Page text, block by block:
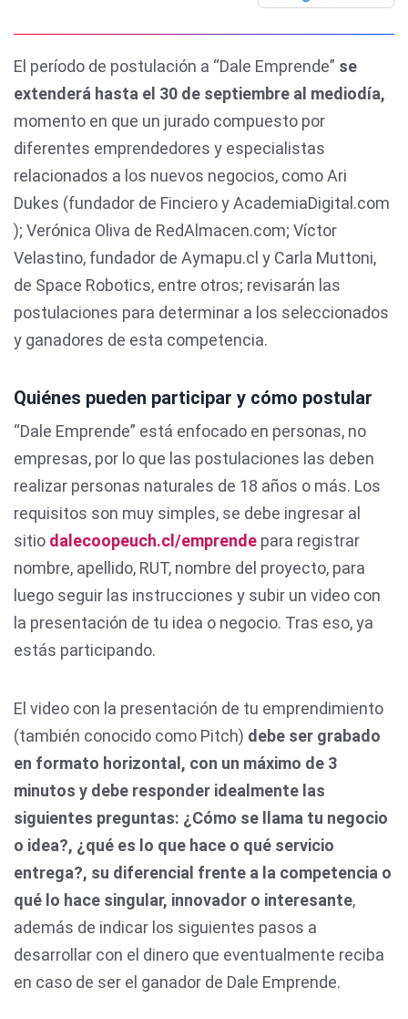
El período de postulación a “Dale Emprende” se
extenderá hasta el 30 de septiembre al mediodía,
momento en que un jurado compuesto por
diferentes emprendedores y especialistas
relacionados a los nuevos negocios, como Ari
Dukes (fundador de Finciero y AcademiaDigital.com
); Verónica Oliva de RedAlmacen.com; Víctor
Velastino, fundador de Aymapu.cl y Carla Muttoni,
de Space Robotics, entre otros; revisarán las
postulaciones para determinar a los seleccionados
y ganadores de esta competencia.
Quiénes pueden participar y cómo postular
“Dale Emprende” está enfocado en personas, no
empresas, por lo que las postulaciones las deben
realizar personas naturales de 18 años o más. Los
requisitos son muy simples, se debe ingresar al
sitio dalecoopeuch.cl/emprende para registrar
nombre, apellido, RUT, nombre del proyecto, para
luego seguir las instrucciones y subir un video con
la presentación de tu idea o negocio. Tras eso, ya
estás participando.
El video con la presentación de tu emprendimiento
(también conocido como Pitch) debe ser grabado
en formato horizontal, con un máximo de 3
minutos y debe responder idealmente las
siguientes preguntas: ¿Cómo se llama tu negocio
o idea?, ¿qué es lo que hace o qué servicio
entrega?, su diferencial frente a la competencia o
qué lo hace singular, innovador o interesante,
además de indicar los siguientes pasos a
desarrollar con el dinero que eventualmente reciba
en caso de ser el ganador de Dale Emprende.